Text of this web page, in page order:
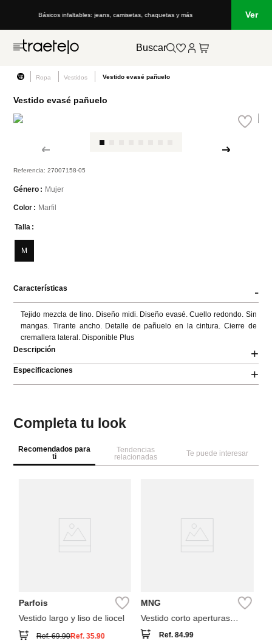
Básicos infaltables: jeans, camisetas, chaquetas y más Ver
Buscar
Ropa Vestidos Vestido evasé pañuelo
Vestido evasé pañuelo
Referencia:27007158-05
Género Mujer
Color Marfil
Talla
M
Características -
Tejido mezcla de lino. Diseño midi. Diseño evasé. Cuello redondo. Sin
mangas. Tirante ancho. Detalle de pañuelo en la cintura. Cierre de
cremallera lateral. Disponible Plus
Descripción
+
Especificaciones +
Completa tu look
Recomendados para
ti
Tendencias
relacionadas
Te puede interesar
Parfois
Vestido largo y liso de liocel
Ref.69.90Ref.35.90
MNG
Vestido corto aperturas
laterales
Ref.84.99